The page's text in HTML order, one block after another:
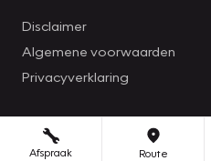
Afspraak Route
Disclaimer
Algemene voorwaarden
Privacyverklaring